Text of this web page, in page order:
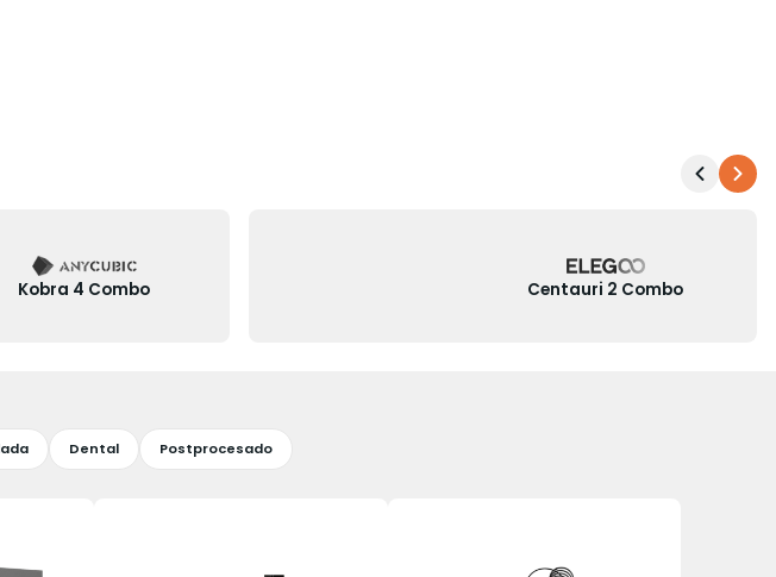
Kobra 4 Combo Centauri 2 Combo
Dental Postprocesado